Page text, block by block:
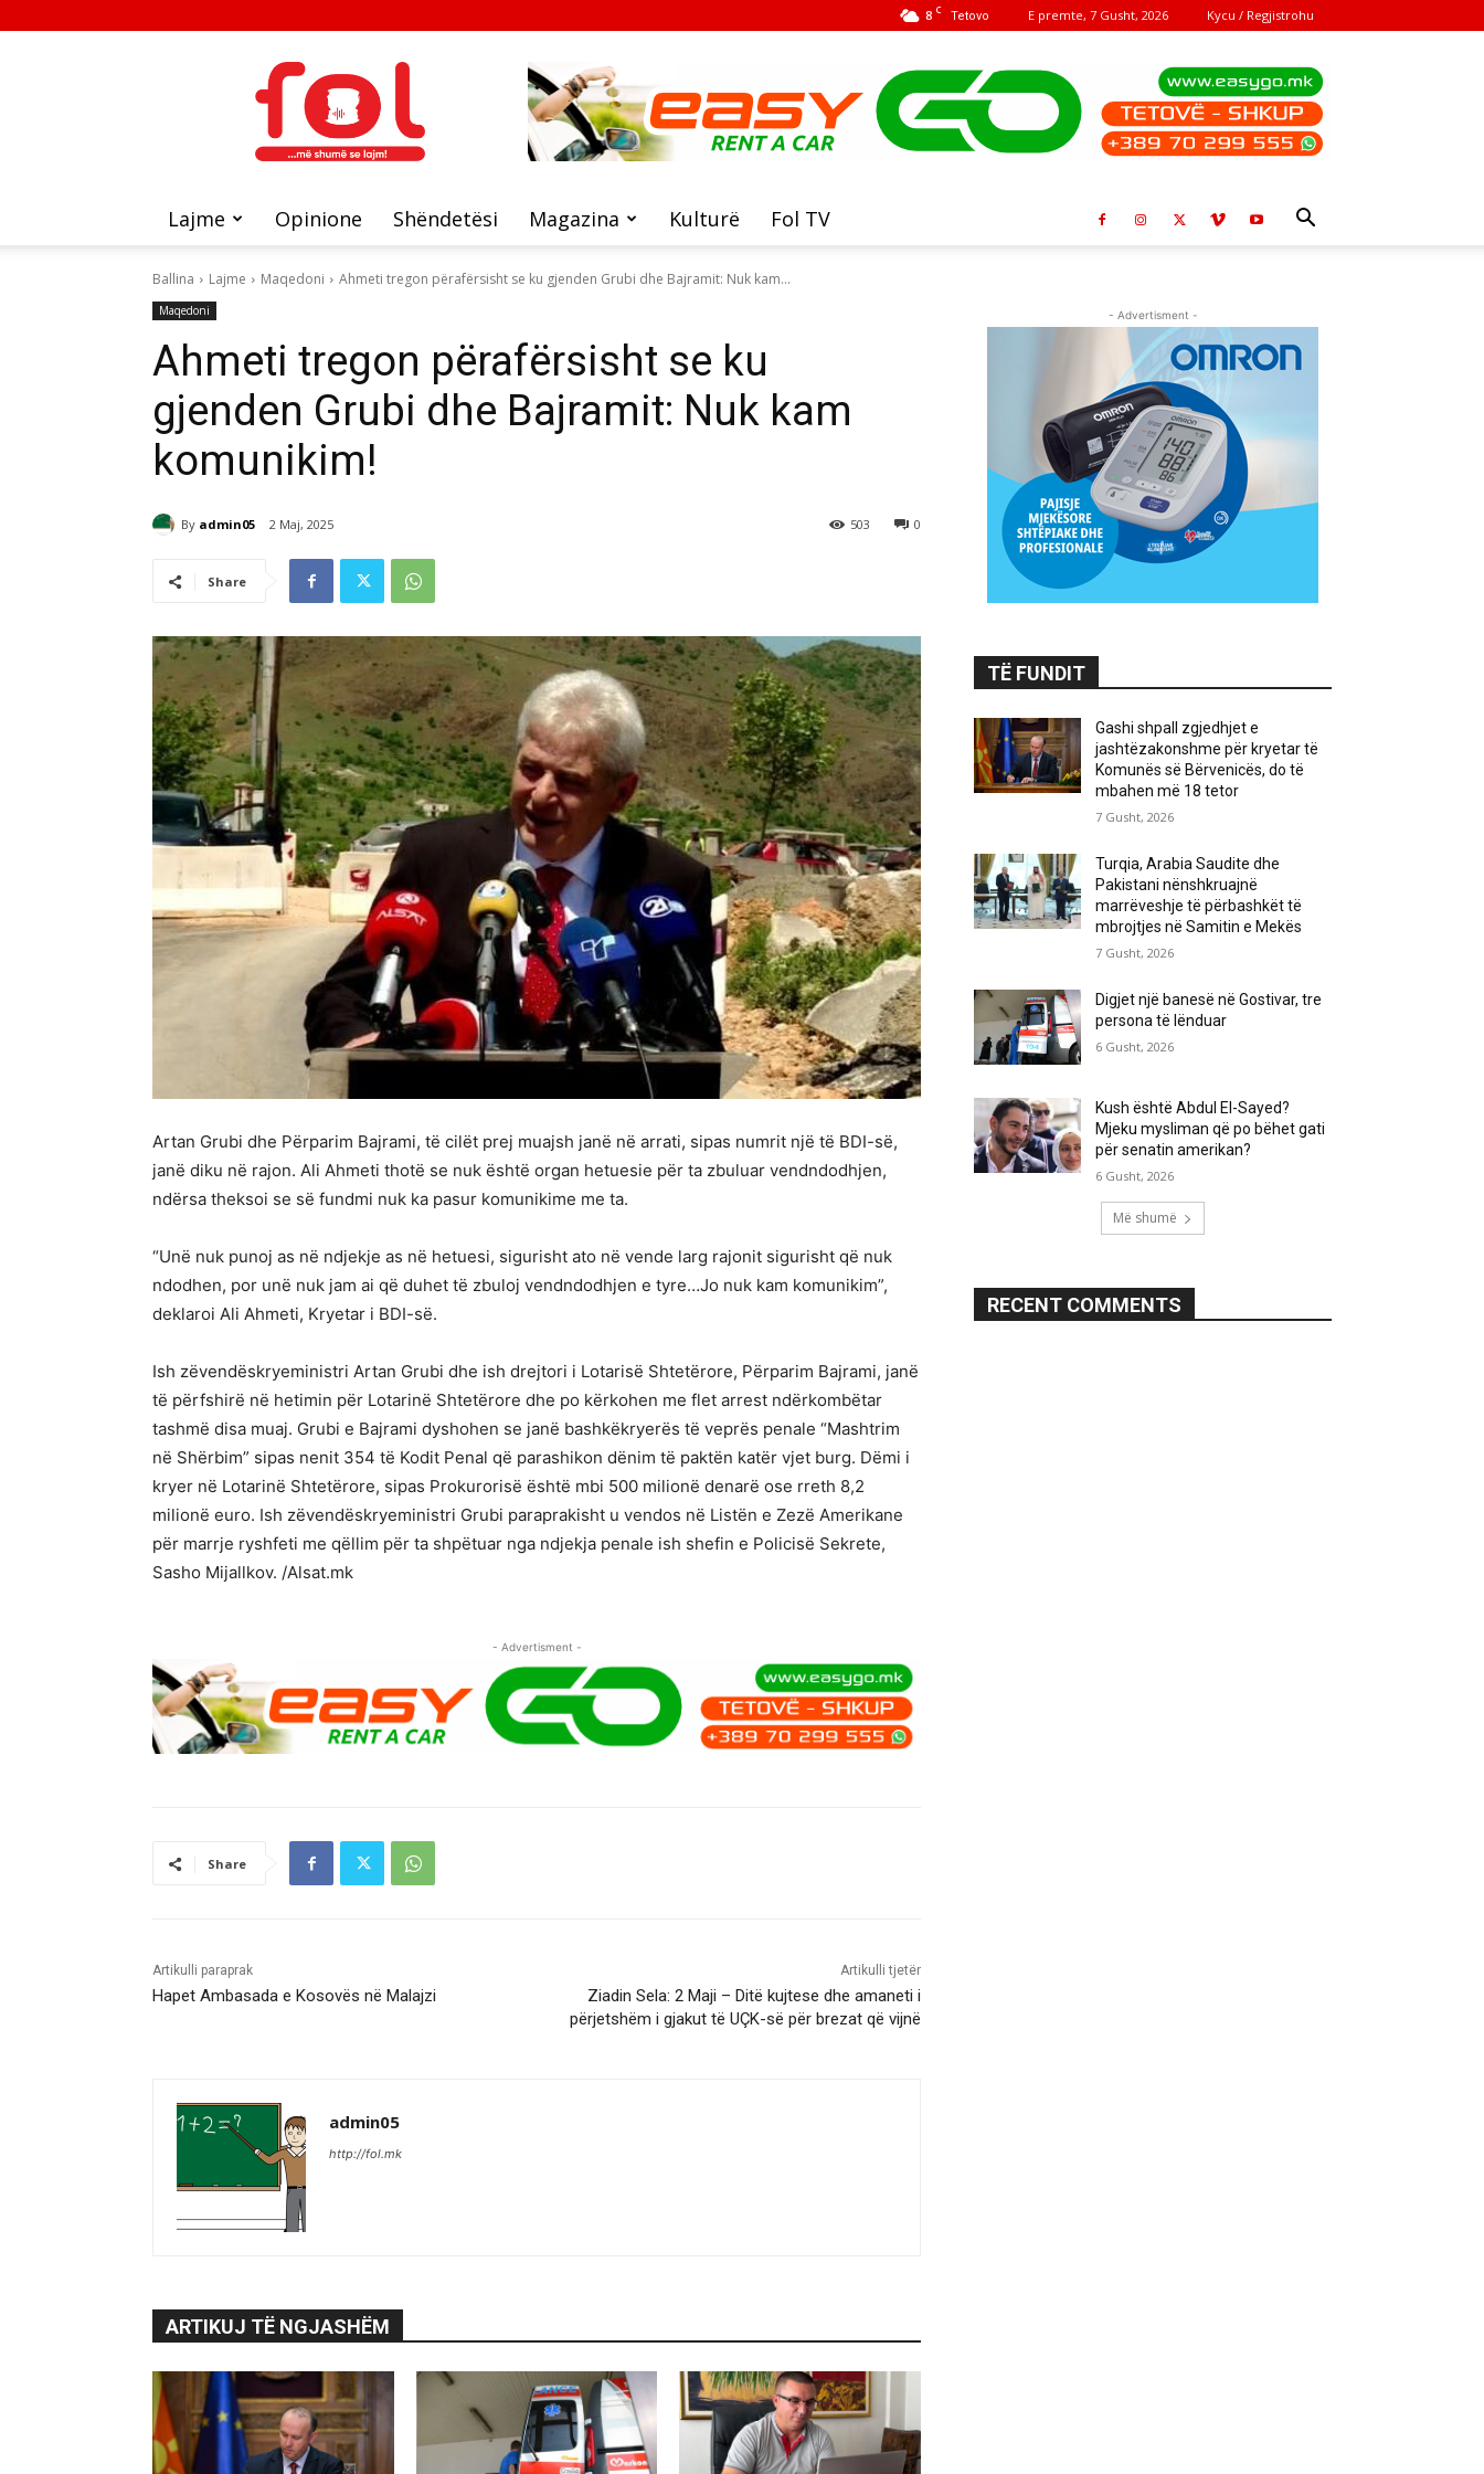
8 C Tetovo E premte, 7 Gusht, 2026 Kycu / Regjistrohu
FOL
Lajme Opinione Shëndetësi Magazina Kulturë Fol TV
Ballina Lajme Maqedoni Ahmeti tregon përafërsisht se ku gjenden Grubi dhe Bajramit: Nuk kam...
Maqedoni
Ahmeti tregon përafërsisht se ku
gjenden Grubi dhe Bajramit: Nuk kam
komunikim!
By admin05 2 Maj, 2025 0
503
Share
Artan Grubi dhe Përparim Bajrami, të cilët prej muajsh janë në arrati, sipas numrit një të BDI-së,
janë diku në rajon. Ali Ahmeti thotë se nuk është organ hetuesie për ta zbuluar vendndodhjen,
ndërsa theksoi se së fundmi nuk ka pasur komunikime me ta.
“Unë nuk punoj as në ndjekje as në hetuesi, sigurisht ato në vende larg rajonit sigurisht që nuk
ndodhen, por unë nuk jam ai që duhet të zbuloj vendndodhjen e tyre…Jo nuk kam komunikim”,
deklaroi Ali Ahmeti, Kryetar i BDI-së.
Ish zëvendëskryeministri Artan Grubi dhe ish drejtori i Lotarisë Shtetërore, Përparim Bajrami, janë
të përfshirë në hetimin për Lotarinë Shtetërore dhe po kërkohen me flet arrest ndërkombëtar
tashmë disa muaj. Grubi e Bajrami dyshohen se janë bashkëkryerës të veprës penale “Mashtrim
në Shërbim” sipas nenit 354 të Kodit Penal që parashikon dënim të paktën katër vjet burg. Dëmi i
kryer në Lotarinë Shtetërore, sipas Prokurorisë është mbi 500 milionë denarë ose rreth 8,2
milionë euro. Ish zëvendëskryeministri Grubi paraprakisht u vendos në Listën e Zezë Amerikane
për marrje ryshfeti me qëllim për ta shpëtuar nga ndjekja penale ish shefin e Policisë Sekrete,
Sasho Mijallkov. /Alsat.mk
- Advertisment -
Share
Artikulli paraprak
Hapet Ambasada e Kosovës në Malajzi
Artikulli tjetër
Ziadin Sela: 2 Maji – Ditë kujtese dhe amaneti i
përjetshëm i gjakut të UÇK-së për brezat që vijnë
admin05
http://fol.mk
ARTIKUJ TË NGJASHËM
- Advertisment -
TË FUNDIT
Gashi shpall zgjedhjet e
jashtëzakonshme për kryetar të
Komunës së Bërvenicës, do të
mbahen më 18 tetor
7 Gusht, 2026
Turqia, Arabia Saudite dhe
Pakistani nënshkruajnë
marrëveshje të përbashkët të
mbrojtjes në Samitin e Mekës
7 Gusht, 2026
Digjet një banesë në Gostivar, tre
persona të lënduar
6 Gusht, 2026
Kush është Abdul El-Sayed?
Mjeku mysliman që po bëhet gati
për senatin amerikan?
6 Gusht, 2026
Më shumë
RECENT COMMENTS